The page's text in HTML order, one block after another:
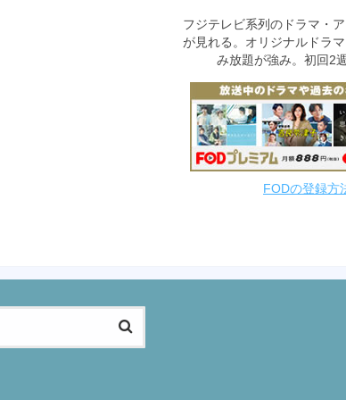
フジテレビ系列のドラマ・
が見れる。オリジナルドラ
み放題が強み。初回2
FODの登録方